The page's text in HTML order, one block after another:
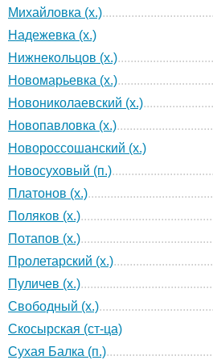
Михайловка (х.)
Надежевка (х.)
Нижнекольцов (х.)
Новомарьевка (х.)
Новониколаевский (х.)
Новопавловка (х.)
Новороссошанский (х.)
Новосуховый (п.)
Платонов (х.)
Поляков (х.)
Потапов (х.)
Пролетарский (х.)
Пуличев (х.)
Свободный (х.)
Скосырская (ст-ца)
Сухая Балка (п.)